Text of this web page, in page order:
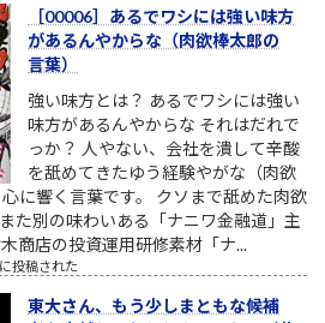
［00006］あるでワシには強い味方
があるんやからな（肉欲棒太郎の
言葉）
強い味方とは？ あるでワシには強い
味方があるんやからな それはだれで
っか？ 人やない、会社を潰して辛酸
を舐めてきたゆう経験やがな（肉欲
に響く言葉です。 クソまで舐めた肉欲
た別の味わいある「ナニワ金融道」主
商店の投資運用研修素材「ナ...
投稿された
東大さん、もう少しまともな候補